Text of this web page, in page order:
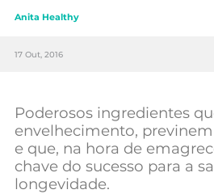
Mães e Bebés
Animais de
Anita Healthy
17 Out, 2016
Poderosos ingredientes
envelhecimento,
e que, na hora de
chave do sucesso para a
longevidade.